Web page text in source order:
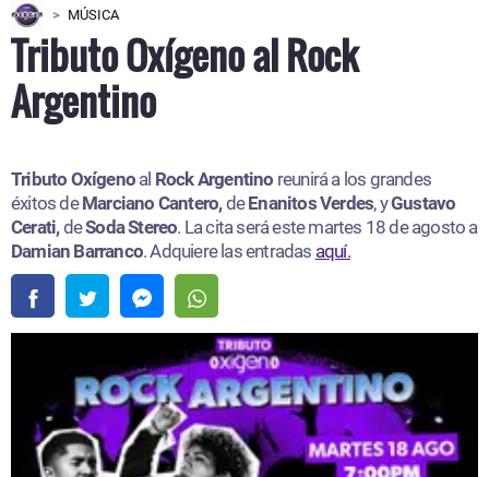
MÚSICA
Tributo Oxígeno al Rock
Argentino
Tributo Oxígeno al Rock Argentino reunirá a los grandes
éxitos deMarciano Cantero,deEnanitos Verdes, yGustavo
Cerati,deSoda Stereo. La cita será este martes 18 de agosto a
Damian Barranco. Adquiere las entradas aquí.